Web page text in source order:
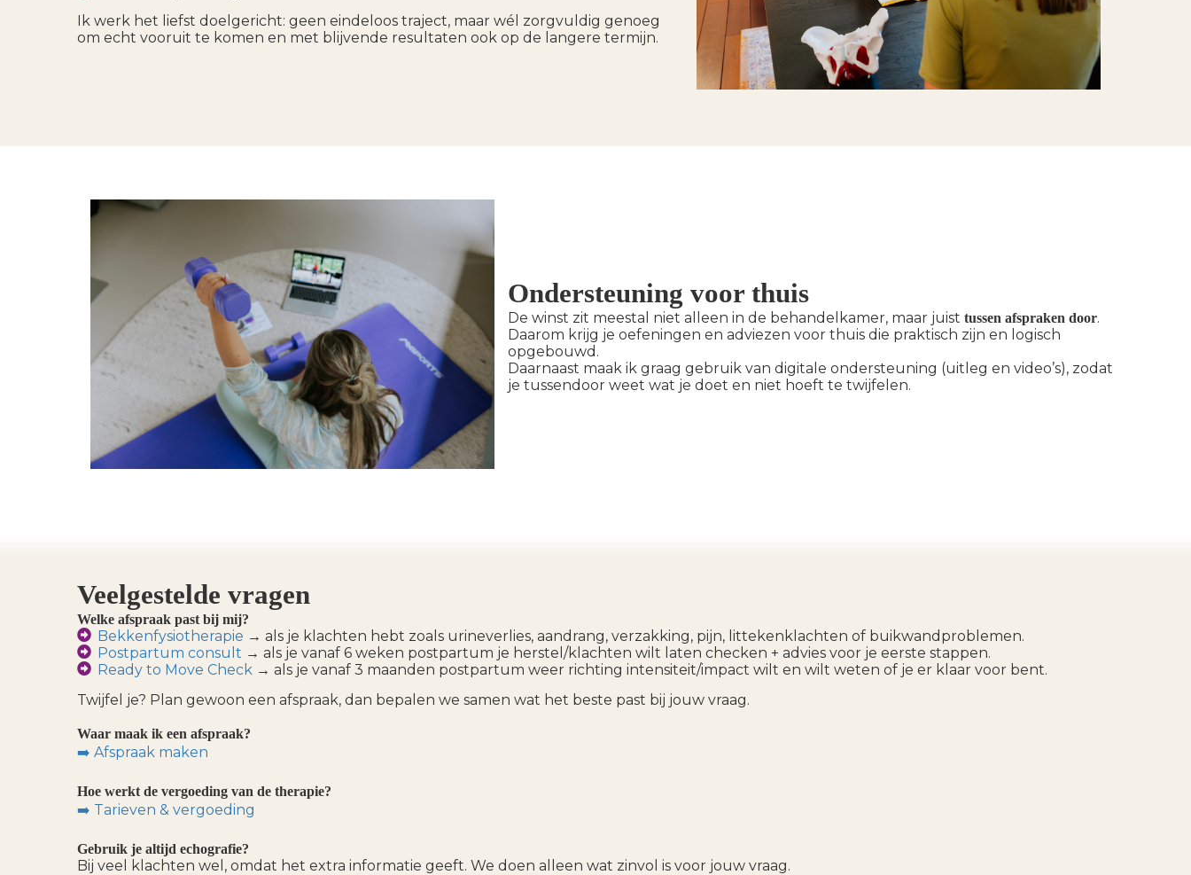
Ik werk het liefst doelgericht: geen eindeloos traject, maar wél zorgvuldig genoeg
om echt vooruit te komen en met blijvende resultaten ook op de langere termijn.
Ondersteuning voor thuis
De winst zit meestal niet alleen in de behandelkamer, maar juist tussen afspraken door.
Daarom krijg je oefeningen en adviezen voor thuis die praktisch zijn en logisch
opgebouwd.
Daarnaast maak ik graag gebruik van digitale ondersteuning (uitleg en video’s), zodat
je tussendoor weet wat je doet en niet hoeft te twijfelen.
Veelgestelde vragen
Welke afspraak past bij mij?
Bekkenfysiotherapie → als je klachten hebt zoals urineverlies, aandrang, verzakking, pijn, littekenklachten of buikwandproblemen.
Postpartum consult → als je vanaf 6 weken postpartum je herstel/klachten wilt laten checken + advies voor je eerste stappen.
Ready to Move Check → als je vanaf 3 maanden postpartum weer richting intensiteit/impact wilt en wilt weten of je er klaar voor bent.
Twijfel je? Plan gewoon een afspraak, dan bepalen we samen wat het beste past bij jouw vraag.
Waar maak ik een afspraak?
➡️ Afspraak maken
Hoe werkt de vergoeding van de therapie?
➡️ Tarieven & vergoeding
Gebruik je altijd echografie?
Bij veel klachten wel, omdat het extra informatie geeft. We doen alleen wat zinvol is voor jouw vraag.